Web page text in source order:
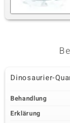
Dinosaurier-
Behandlung
Erklärung